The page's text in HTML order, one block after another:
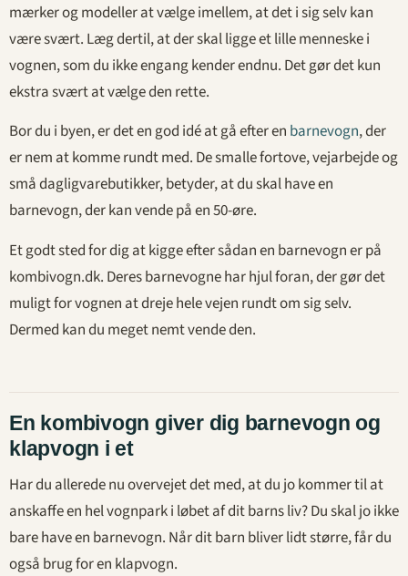
mærker og modeller at vælge imellem, at det i sig selv kan
være svært. Læg dertil, at der skal ligge et lille menneske i
vognen, som du ikke engang kender endnu. Det gør det kun
ekstra svært at vælge den rette.
Bor du i byen, er det en god idé at gå efter en barnevogn, der
er nem at komme rundt med. De smalle fortove, vejarbejde og
små dagligvarebutikker, betyder, at du skal have en
barnevogn, der kan vende på en 50-øre.
Et godt sted for dig at kigge efter sådan en barnevogn er på
kombivogn.dk. Deres barnevogne har hjul foran, der gør det
muligt for vognen at dreje hele vejen rundt om sig selv.
Dermed kan du meget nemt vende den.
En kombivogn giver dig barnevogn og
klapvogn i et
Har du allerede nu overvejet det med, at du jo kommer til at
anskaffe en hel vognpark i løbet af dit barns liv? Du skal jo ikke
bare have en barnevogn. Når dit barn bliver lidt større, får du
også brug for en klapvogn.